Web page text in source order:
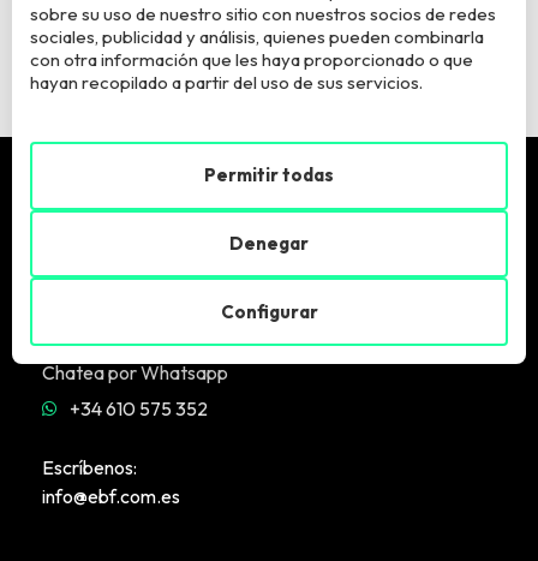
Pide más info
Llámanos:
Chatea por Whatsapp
+34 610 575 352
Escríbenos:
info@ebf.com.es
sobre su uso de nuestro sitio con nuestros socios de redes
sociales, publicidad y análisis, quienes pueden combinarla
con otra información que les haya proporcionado o que
hayan recopilado a partir del uso de sus servicios.
Configurar
Denegar
Permitir todas